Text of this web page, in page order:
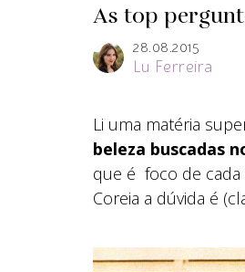
As top
28.08.2015
Lu Ferreira
Li uma matéria
beleza buscadas
que é foco de cada
Coreia a dúvida é